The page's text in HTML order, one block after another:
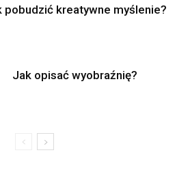
pobudzić kreatywne myślenie?
Jak opisać wyobraźnię?